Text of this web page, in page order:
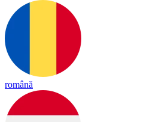
română